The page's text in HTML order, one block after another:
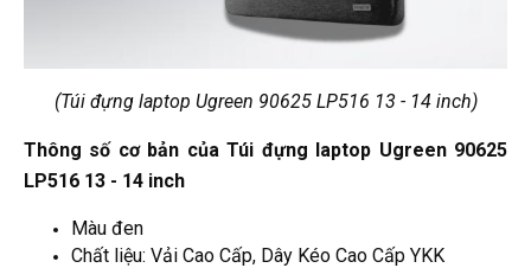
(Túi đựng laptop Ugreen 90625 LP516 13 - 14 inch)
Thông số cơ bản của Túi đựng laptop Ugreen 90625
LP516 13 - 14 inch
Màu đen
Chất liệu: Vải Cao Cấp, Dây Kéo Cao Cấp YKK